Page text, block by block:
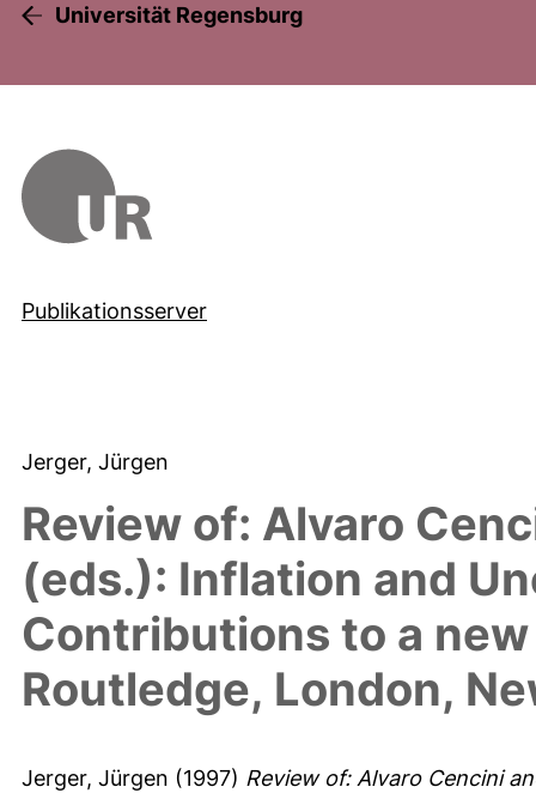
Universität Regensburg
Publikationsserver
Jerger, Jürgen
Review of: Alvaro
(eds.): Inflation and
Contributions to a
Routledge, London,
Jerger, Jürgen (1997) Review of: Alvaro Cencini